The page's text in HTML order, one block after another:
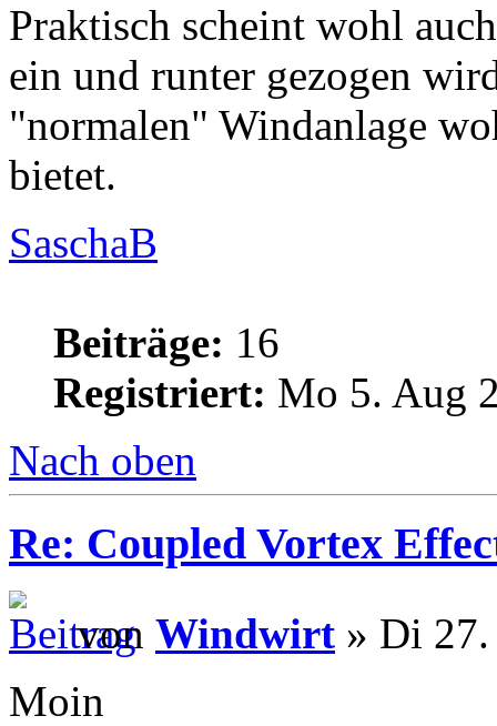
Praktisch scheint wohl
ein und runter gezogen
"normalen" Windanlage
bietet.
SaschaB
Beiträge: 16
Registriert: Mo 5. Aug
Nach oben
Re: Coupled Vortex
von Windwirt » Di 27.
Moin